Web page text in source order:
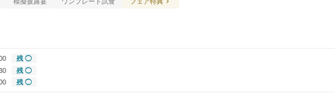
残 ◯
残 ◯
残 ◯